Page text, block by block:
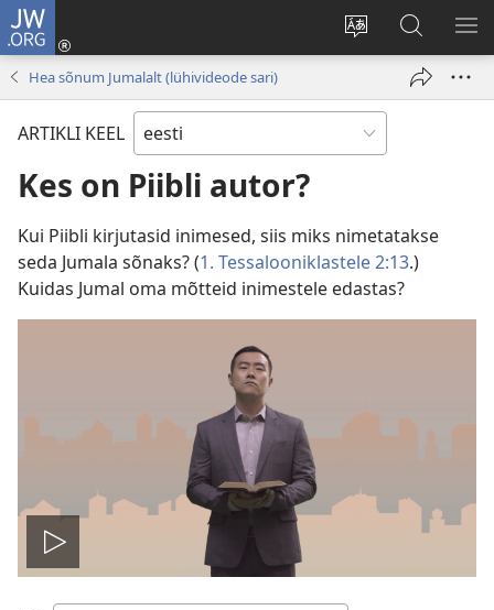
JW.ORG
Muuda
veebisaidi
Logi
sisse
akna)
Otsi
saidilt
JW.ORG
Hea sõnum Jumalalt (lühivideode sari)
ARTIKLI KEEL
Kes on Piibli autor?
Kui Piibli kirjutasid inimesed, siis miks nimetatakse
seda Jumala sõnaks? (1. Tessalooniklastele 2:13.)
Kuidas Jumal oma mõtteid inimestele edastas?
Esita